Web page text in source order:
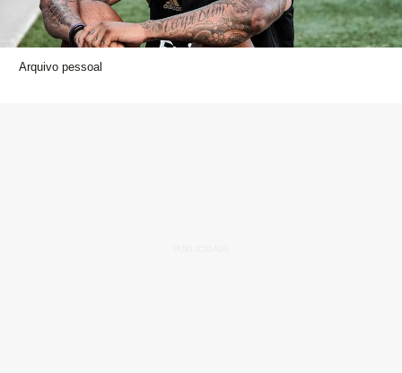
Arquivo pessoal